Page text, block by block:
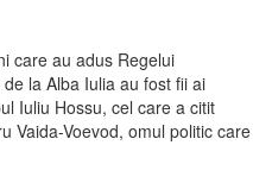
care au adus Regelui
la Alba Iulia au fost fii ai
Iuliu Hossu, cel care a citit
Vaida-Voevod, omul politic care